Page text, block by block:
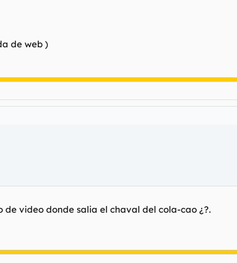
de web )
video donde salia el chaval del cola-cao ¿?.